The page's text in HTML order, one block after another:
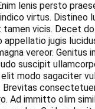
lenis persto
virtus. Distineo
tamen vicis. Decet
appellatio jugis
vereor. Genitus
suscipit
elit modo sagaciter
Brevitas
Ad immitto olim